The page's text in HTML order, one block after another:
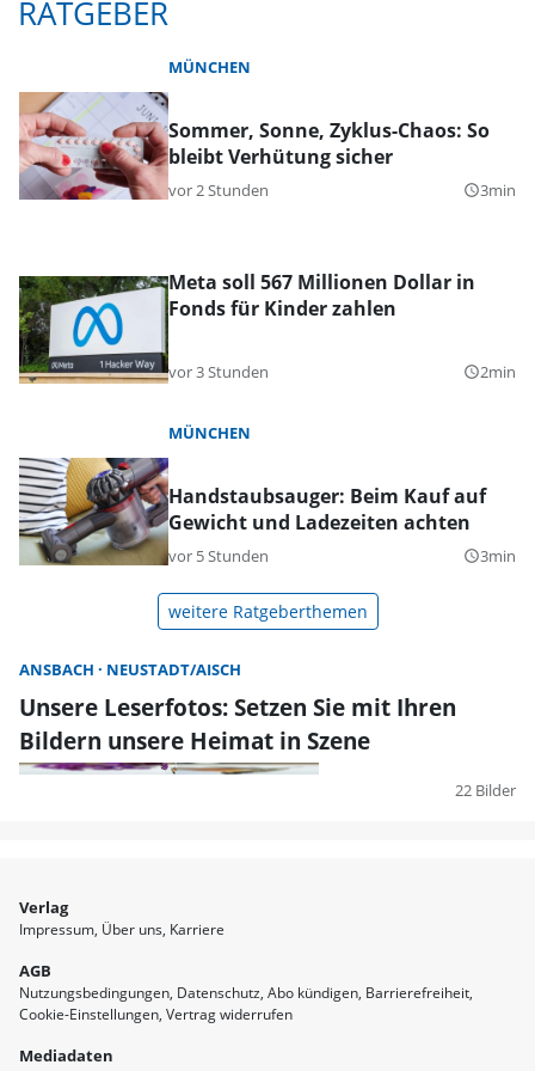
RATGEBER
MÜNCHEN
Sommer, Sonne, Zyklus-Chaos: So
bleibt Verhütung sicher
vor 2 Stunden query_builder3min
Meta soll 567 Millionen Dollar in
Fonds für Kinder zahlen
vor 3 Stunden query_builder2min
MÜNCHEN
Handstaubsauger: Beim Kauf auf
Gewicht und Ladezeiten achten
vor 5 Stunden query_builder3min
weitere Ratgeberthemen
ANSBACH NEUSTADT/AISCH
Unsere Leserfotos: Setzen Sie mit Ihren
Bildern unsere Heimat in Szene
22 Bilder
Verlag
Impressum Über uns Karriere
AGB
Nutzungsbedingungen Datenschutz Abo kündigen Barrierefreiheit
Cookie-Einstellungen Vertrag widerrufen
Mediadaten